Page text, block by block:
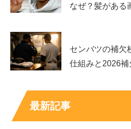
「たつき」などが思い浮かびま
教科書どおりに固定されません
「樹」には音読みで「ジュ」が
はかなり個性的で、ふりがなが
です。ここが「本名なの？」「
ながります。
なぜ？髪がある
センバツの補欠
仕組みと2026補
最新記事